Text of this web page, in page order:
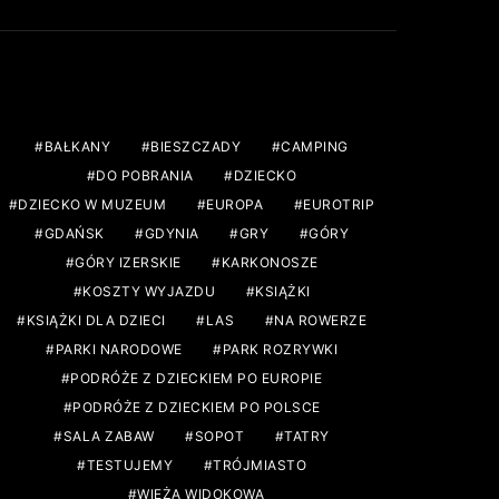
BAŁKANY BIESZCZADY
CAMPING
DO POBRANIA
DZIECKO
DZIECKO W MUZEUM
EUROPA
EUROTRIP
GDAŃSK
GDYNIA GRY
GÓRY
GÓRY IZERSKIE
KARKONOSZE
KOSZTY WYJAZDU
KSIĄŻKI
KSIĄŻKI DLA DZIECI
LAS
NA ROWERZE
PARKI NARODOWE
PARK ROZRYWKI
PODRÓŻE Z DZIECKIEM PO EUROPIE
PODRÓŻE Z DZIECKIEM PO POLSCE
SALA ZABAW
SOPOT
TATRY
TESTUJEMY
TRÓJMIASTO
WIEŻA WIDOKOWA